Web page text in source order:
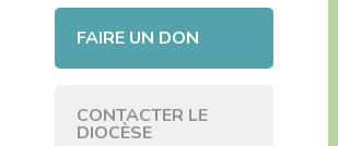
FAIRE UN DON
CONTACTER LE
DIOCÈSE